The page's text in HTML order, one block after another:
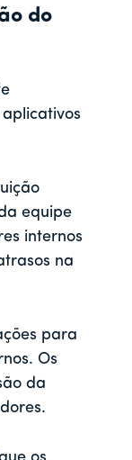
do
equipe
internos
na
para
Os
da